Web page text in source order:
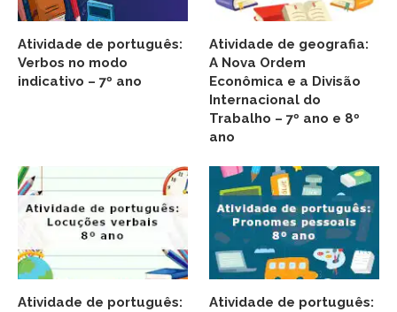
Atividade de português:
Verbos no modo
indicativo – 7º ano
Atividade de geografia:
A Nova Ordem
Econômica e a Divisão
Internacional do
Trabalho – 7º ano e 8º
ano
Atividade de português:
Atividade de português: